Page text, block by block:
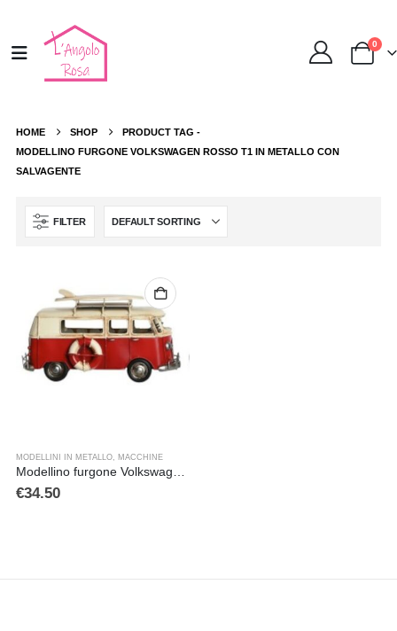
0
HOME SHOP
PRODUCT TAG -
MODELLINO FURGONE VOLKSWAGEN ROSSO T1 IN METALLO CON
SALVAGENTE
FILTER
MODELLINI IN METALLO, MACCHINE
€34.50